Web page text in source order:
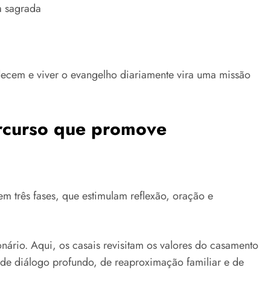
sagrada
e viver o evangelho diariamente vira uma missão
que promove
três fases, que estimulam reflexão, oração e
Aqui, os casais revisitam os valores do casamento
diálogo profundo, de reaproximação familiar e de